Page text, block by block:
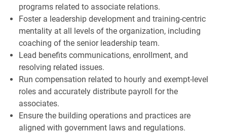
programs related to associate relations.
Foster a leadership development and training-centric
mentality at all levels of the organization, including
coaching of the senior leadership team.
Lead benefits communications, enrollment, and
resolving related issues.
Run compensation related to hourly and exempt-level
roles and accurately distribute payroll for the
associates.
Ensure the building operations and practices are
aligned with government laws and regulations.